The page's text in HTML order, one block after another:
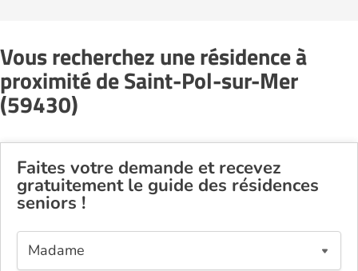
Vous recherchez une résidence à
proximité de Saint-Pol-sur-Mer
(59430)
Faites votre demande et recevez
gratuitement le guide des résidences
seniors !